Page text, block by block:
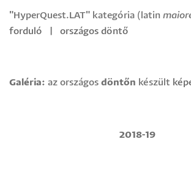
"HyperQuest.LAT" kategória (latin
forduló
országos döntő
Galéria: az országos döntőn készült
2018-19